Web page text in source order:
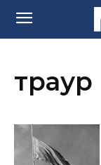
траур